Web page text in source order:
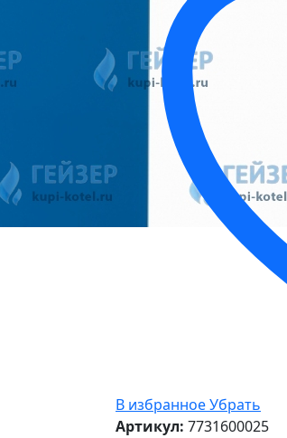
В избранноеУбрать
Артикул: 7731600025